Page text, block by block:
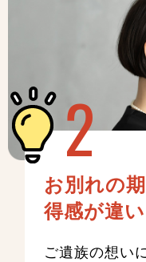
お別れの
得感が違
ご遺族の想い